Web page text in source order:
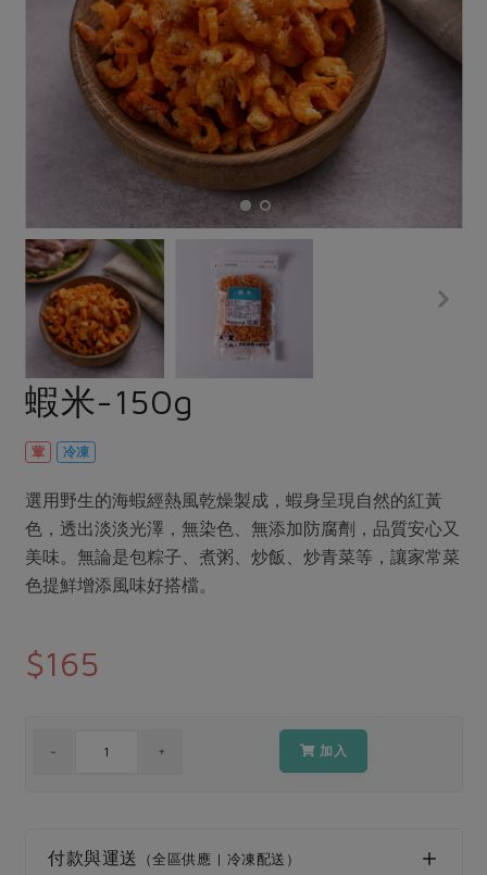
肉品・水產
畜產肉類 水產
水畜加工品
調理食材・點心
烘焙
休閒零嘴 沖泡飲品
保健食品
居家好物
美妝保養
家庭清潔
日用品
最新產品
優惠專區
素食專區
料理方式
烘焙．點心
漬物
涼拌沙拉
飲品
主題食譜
養身食補
節慶大餐
當季產品
合作25-經典快閃最後一週
合作25-精選產品第四彈
合作25-精選產品第三彈
議題活動
主婦聯盟X樂齡網特約優惠案
30%rPET紅烏龍茶
2024農業發展計畫年度報告
更多議題活動
把最好的台灣味帶回家！
樂齡生活 親子食育
廚房瑜伽
關注議題
惜食
支持本土農糧
廢核運動 能源議題
減添加物 減塑減廢
公益金 食農教育
更多議題
生活者e週報
綠主張月刊
典藏閱覽室
員工與求才
產品檢驗
社員權益
合作社法規
社務專區
選舉專區
最新消息
媒體報導
下載專區
社務會議
蝦米-150g
葷 冷凍
選用野生的海蝦經熱風乾燥製成，蝦身呈現自然的紅黃
色，透出淡淡光澤，無染色、無添加防腐劑，品質安心又
美味。無論是包粽子、煮粥、炒飯、炒青菜等，讓家常菜
色提鮮增添風味好搭檔。
$165
加入
付款與運送 （全區供應 | 冷凍配送）